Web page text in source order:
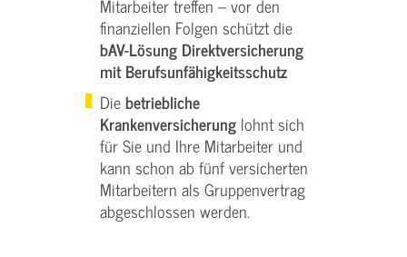
Mitarbeiter treffen – vor den
finanziellen Folgen schützt die
bAV-Lösung Direktversicherung
mit Berufsunfähigkeitsschutz
Diebetriebliche
Krankenversicherung lohnt sich
für Sie und Ihre Mitarbeiter und
kann schon ab fünf versicherten
Mitarbeitern als Gruppenvertrag
abgeschlossen werden.